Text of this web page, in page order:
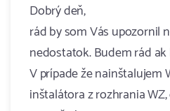
Dobrý deň,
rád by som Vás upozornil
nedostatok. Budem rád
V prípade že nainštalujem
inštalátora z rozhrania